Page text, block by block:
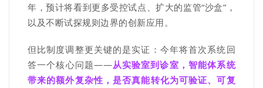
年，预计将看到更多受控试点、扩大的监管“沙盒”，
以及不断试探规则边界的创新应用。
但比制度调整更关键的是实证：今年将首次系统回
答一个核心问题——从实验室到诊室，智能体系统
带来的额外复杂性，是否真能转化为可验证、可复